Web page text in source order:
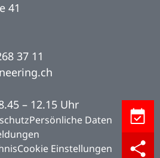
Teilen
41
37 11
– 12.15 Uhr
Persönliche Daten
Cookie Einstellungen